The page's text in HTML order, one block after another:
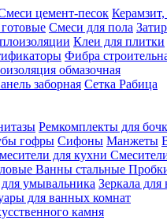
цемент-песок
Смеси для пола
Клеи для плитки
Фибра
обмазочная
заборная Сетка Рабица
Ремкомплекты для
гофры Сифоны Манжеты
для кухни
Ванны стальные
умывальника Зеркала
для ванных комнат
камня